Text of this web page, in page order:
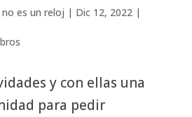
es un reloj | Dic 12, 2022|
y con ellas una
para pedir